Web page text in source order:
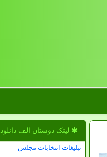
لینک دوستان الف دانلود
تبلیغات انتخابات مجلس